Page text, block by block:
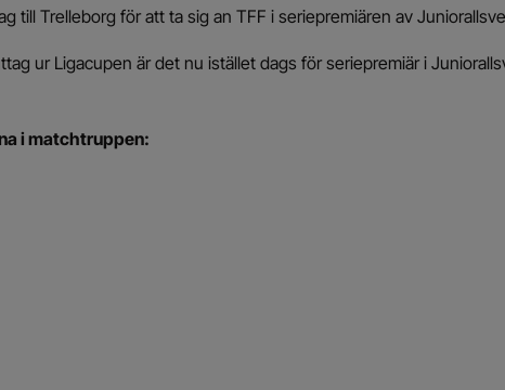
till Trelleborg för att ta sig an TFF i seriepremiären av
ur Ligacupen är det nu istället dags för seriepremiär i
i matchtruppen: